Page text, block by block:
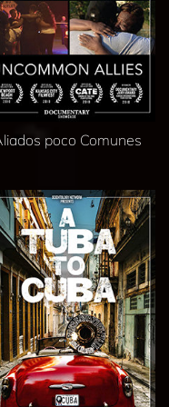
poco Comunes